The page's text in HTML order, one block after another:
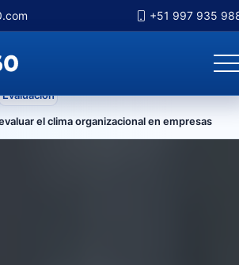
+51 997 935
niveles anteriores
Evaluacion
el clima organizacional en empresas